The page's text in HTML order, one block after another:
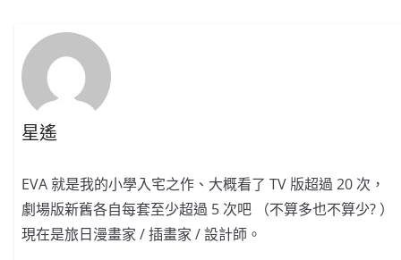
星遙
EVA 就是我的小學入宅之作、大概看了 TV 版超過 20 次，
劇場版新舊各自每套至少超過 5 次吧 （不算多也不算少? ）
現在是旅日漫畫家 / 插畫家 / 設計師。